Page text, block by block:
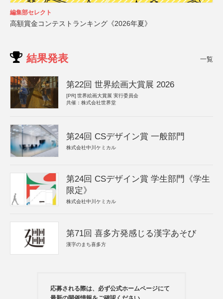
編集部セレクト
高額賞金コンテストランキング《2026年夏》
結果発表 一覧
第22回 世界絵画大賞展 2026
[PR] 世界絵画大賞展 実行委員会
共催：株式会社世界堂
第24回 CSデザイン賞 一般部門
株式会社中川ケミカル
第24回 CSデザイン賞 学生部門《学生
限定》
株式会社中川ケミカル
第71回 喜多方発感じる漢字あそび
漢字のまち喜多方
応募される際は、必ず公式ホームページにて
最新の開催情報をご確認ください。